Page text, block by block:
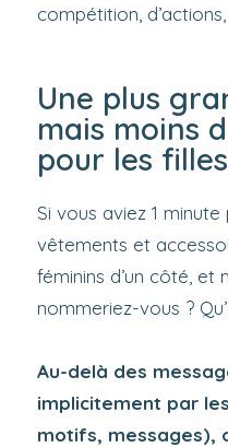
compétition,
Une plus
mais moins
pour les filles
Si vous aviez 1
vêtements et
féminins d’un côté, et
nommeriez-vous ?
Au-delà des
implicitement par
motifs, messages),